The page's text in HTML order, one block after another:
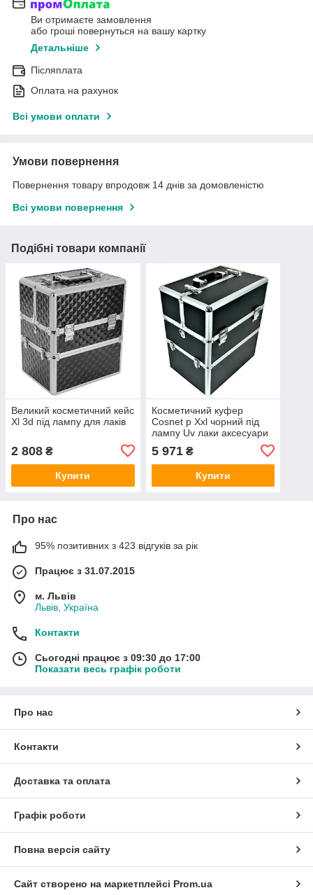
Ви отримаєте замовлення
або гроші повернуться на вашу картку
Детальніше
Післяплата
Оплата на рахунок
Всі умови оплати
Умови повернення
Повернення товару впродовж 14 днів за домовленістю
Всі умови повернення
Подібні товари компанії
Великий косметичний кейс
Xl 3d під лампу для лаків
2 808 ₴
Купити
Косметичний куфер
Cosnet р Xxl чорний під
лампу Uv лаки аксесуари
5 971₴
Купити
Про нас
95% позитивних з 423 відгуків за рік
Працює з 31.07.2015
м. Львів
Львів, Україна
Контакти
Сьогодні працює з 09:30 до 17:00
Показати весь графік роботи
Про нас
Контакти
Доставка та оплата
Графік роботи
Повна версія сайту
Сайт створено на маркетплейсі Prom.ua